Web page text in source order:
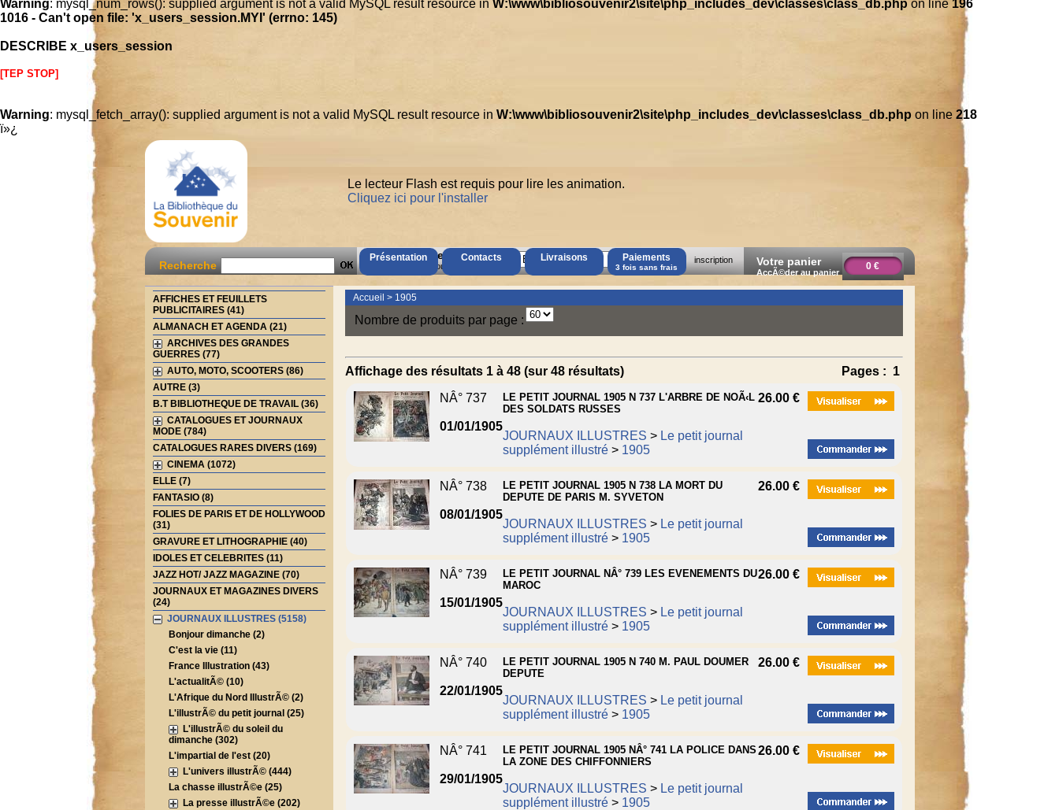
Warning: mysql_num_rows(): supplied argument is not a valid MySQL result resource in W:\www\bibliosouvenir2\site\php_includes_dev\classes\class_db.php on line 196
1016 - Can't open file: 'x_users_session.MYI' (errno: 145)
DESCRIBE x_users_session
[TEP STOP]
Warning: mysql_fetch_array(): supplied argument is not a valid MySQL result resource in W:\www\bibliosouvenir2\site\php_includes_dev\classes\class_db.php on line 218
ï»¿
Présentation Contacts Livraisons Paiements
3 fois sans frais
Le lecteur Flash est requis pour lire les animation.
Cliquez ici pour l'installer
Recherche
AccÃ¨s Client
Mot de passe oubliÃ© ?
inscription Votre panier
AccÃ©der au panier
0 €
AFFICHES ET FEUILLETS
PUBLICITAIRES (41)
ALMANACH ET AGENDA (21)
ARCHIVES DES GRANDES
GUERRES (77)
AUTO, MOTO, SCOOTERS (86)
AUTRE (3)
B.T BIBLIOTHEQUE DE TRAVAIL (36)
CATALOGUES ET JOURNAUX
MODE (784)
CATALOGUES RARES DIVERS (169)
CINEMA (1072)
ELLE (7)
FANTASIO (8)
FOLIES DE PARIS ET DE HOLLYWOOD
(31)
GRAVURE ET LITHOGRAPHIE (40)
IDOLES ET CELEBRITES (11)
JAZZ HOT/ JAZZ MAGAZINE (70)
JOURNAUX ET MAGAZINES DIVERS
(24)
JOURNAUX ILLUSTRES (5158)
Bonjour dimanche (2)
C'est la vie (11)
France Illustration (43)
L'actualitÃ© (10)
L'Afrique du Nord IllustrÃ© (2)
L'illustrÃ© du petit journal (25)
L'illustrÃ© du soleil du
dimanche (302)
L'impartial de l'est (20)
L'univers illustrÃ© (444)
La chasse illustrÃ©e (25)
La presse illustrÃ©e (202)
Accueil > 1905
Nombre de produits par page :
Affichage des résultats 1 à 48 (sur 48 résultats) Pages : 1
NÂ° 737
01/01/1905
LE PETIT JOURNAL 1905 N 737 L'ARBRE DE NOÃ‹L
DES SOLDATS RUSSES
JOURNAUX ILLUSTRES > Le petit journal
supplément illustré> 1905
26.00 €
NÂ° 738
08/01/1905
LE PETIT JOURNAL 1905 N 738 LA MORT DU
DEPUTE DE PARIS M. SYVETON
JOURNAUX ILLUSTRES > Le petit journal
supplément illustré> 1905
26.00 €
NÂ° 739
15/01/1905
LE PETIT JOURNAL NÂ° 739 LES EVENEMENTS DU
MAROC
JOURNAUX ILLUSTRES > Le petit journal
supplément illustré> 1905
26.00 €
NÂ° 740
22/01/1905
LE PETIT JOURNAL 1905 N 740 M. PAUL DOUMER
DEPUTE
JOURNAUX ILLUSTRES > Le petit journal
supplément illustré> 1905
26.00 €
NÂ° 741
29/01/1905
LE PETIT JOURNAL 1905 NÂ° 741 LA POLICE DANS
LA ZONE DES CHIFFONNIERS
JOURNAUX ILLUSTRES > Le petit journal
supplément illustré> 1905
26.00 €